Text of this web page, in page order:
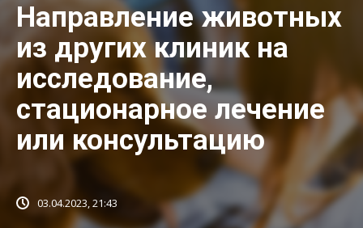
Направление животных
из других клиник на
исследование,
стационарное лечение
или консультацию
03.04.2023, 21:43